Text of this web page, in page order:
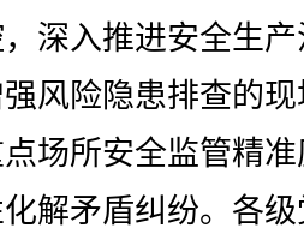
深入推进安全生
风险隐患排查的
场所安全监管精
解矛盾纠纷。各